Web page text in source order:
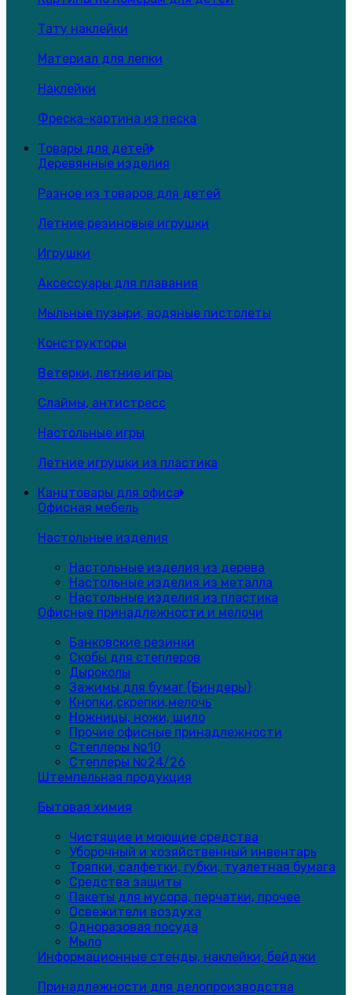
Тату наклейки
Материал для лепки
Наклейки
Фреска-картина из песка
Товары для детей
Деревянные изделия
Разное из товаров для детей
Летние резиновые игрушки
Игрушки
Аксессуары для плавания
Мыльные пузыри, водяные пистолеты
Конструкторы
Ветерки, летние игры
Слаймы, антистресс
Настольные игры
Летние игрушки из пластика
Канцтовары для офиса
Офисная мебель
Настольные изделия
Настольные изделия из дерева
Настольные изделия из металла
Настольные изделия из пластика
Офисные принадлежности и мелочи
Банковские резинки
Скобы для степлеров
Дыроколы
Зажимы для бумаг (Биндеры)
Кнопки,скрепки,мелочь
Ножницы, ножи, шило
Прочие офисные принадлежности
Степлеры №10
Степлеры №24/26
Штемпельная продукция
Бытовая химия
Чистящие и моющие средства
Уборочный и хозяйственный инвентарь
Тряпки, салфетки, губки, туалетная бумага
Средства защиты
Пакеты для мусора, перчатки, прочее
Освежители воздуха
Одноразовая посуда
Мыло
Информационные стенды, наклейки, бейджи
Принадлежности для делопроизводства